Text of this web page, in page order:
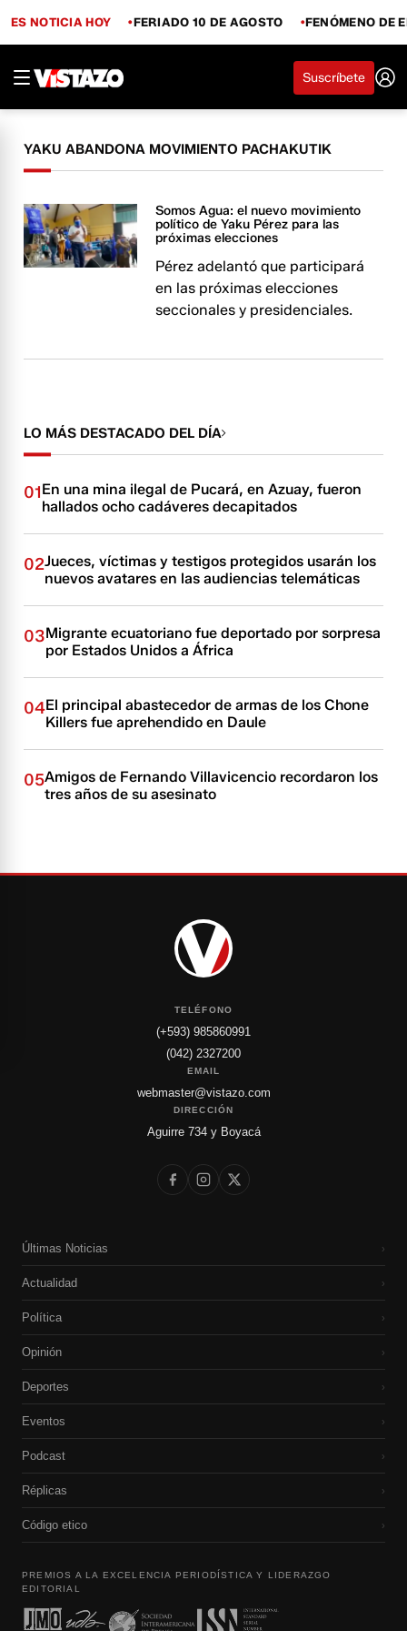
ES NOTICIA HOY FERIADO 10 DE AGOSTO FENÓMENO DE
Suscríbete
YAKU ABANDONA MOVIMIENTO PACHAKUTIK
Somos Agua: el nuevo movimiento
político de Yaku Pérez para las
próximas elecciones
Pérez adelantó que participará
en las próximas elecciones
seccionales y presidenciales.
LO MÁS DESTACADO DEL DÍA
01En una mina ilegal de Pucará, en Azuay, fueron
hallados ocho cadáveres decapitados
02Jueces, víctimas y testigos protegidos usarán los
nuevos avatares en las audiencias telemáticas
03Migrante ecuatoriano fue deportado por sorpresa
por Estados Unidos a África
04El principal abastecedor de armas de los Chone
Killers fue aprehendido en Daule
05Amigos de Fernando Villavicencio recordaron los
tres años de su asesinato
TELÉFONO
(+593) 985860991
(042) 2327200
EMAIL
webmaster@vistazo.com
DIRECCIÓN
Aguirre 734 y Boyacá
Últimas Noticias ›
Actualidad ›
Política ›
Opinión ›
Deportes ›
Eventos ›
Podcast ›
Réplicas ›
Código etico ›
PREMIOS A LA EXCELENCIA PERIODÍSTICA Y LIDERAZGO
EDITORIAL